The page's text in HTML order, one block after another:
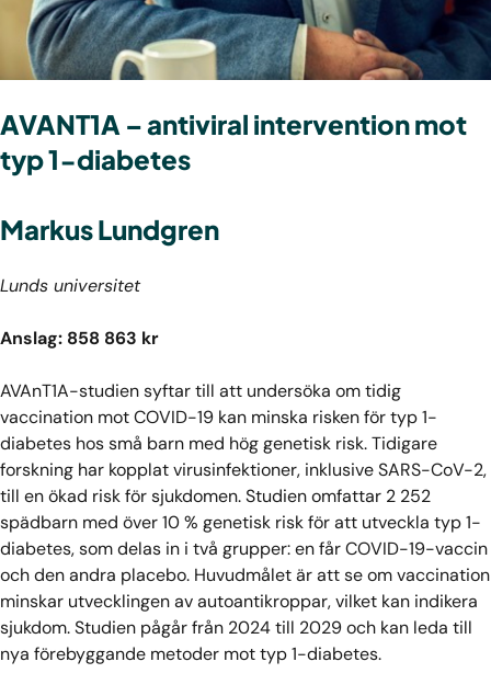
AVANT1A – antiviral intervention mot
typ 1-diabetes
Markus Lundgren
Lunds universitet
Anslag: 858 863 kr
AVAnT1A-studien syftar till att undersöka om tidig
vaccination mot COVID-19 kan minska risken för typ 1-
diabetes hos små barn med hög genetisk risk. Tidigare
forskning har kopplat virusinfektioner, inklusive SARS-CoV-2,
till en ökad risk för sjukdomen. Studien omfattar 2 252
spädbarn med över 10 % genetisk risk för att utveckla typ 1-
diabetes, som delas in i två grupper: en får COVID-19-vaccin
och den andra placebo. Huvudmålet är att se om vaccination
minskar utvecklingen av autoantikroppar, vilket kan indikera
sjukdom. Studien pågår från 2024 till 2029 och kan leda till
nya förebyggande metoder mot typ 1-diabetes.